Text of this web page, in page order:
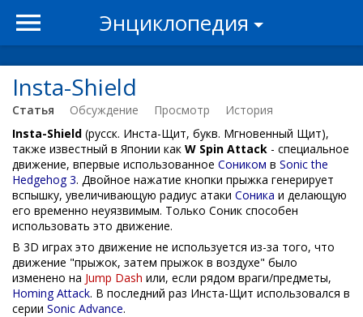
Энциклопедия
Insta-Shield
Статья Обсуждение Просмотр
История
Insta-Shield (русск. Инста-Щит, букв. Мгновенный Щит),
также известный в Японии как W Spin Attack - специальное
движение, впервые использованное Соником в Sonic the
Hedgehog 3. Двойное нажатие кнопки прыжка генерирует
вспышку, увеличивающую радиус атаки Соника и делающую
его временно неуязвимым. Только Соник способен
использовать это движение.
В 3D играх это движение не используется из-за того, что
движение "прыжок, затем прыжок в воздухе" было
изменено на Jump Dash или, если рядом враги/предметы,
Homing Attack. В последний раз Инста-Щит использовался в
серии Sonic Advance.